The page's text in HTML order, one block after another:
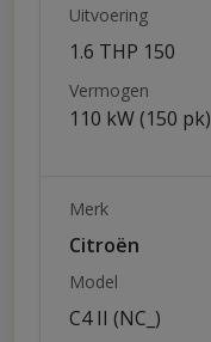
Uitvoering
1.6 THP 150
Vermogen
110 kW (150 pk)
Merk
Citroën
Model
C4 II (NC_)